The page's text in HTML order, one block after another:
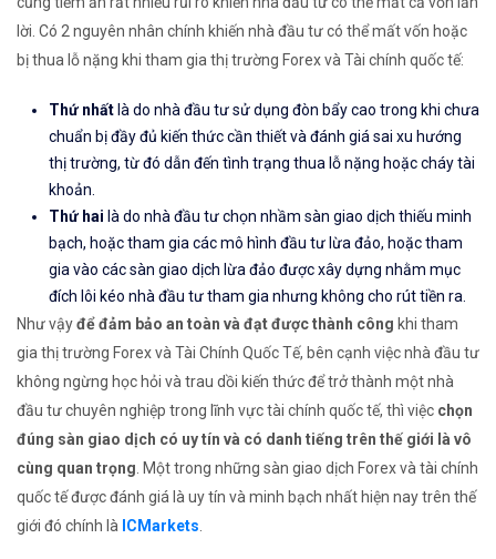
lời. Có 2 nguyên nhân chính khiến nhà đầu tư có thể mất vốn hoặc
bị thua lỗ nặng khi tham gia thị trường Forex và Tài chính quốc tế:
Thứ nhất là do nhà đầu tư sử dụng đòn bẩy cao trong khi chưa
chuẩn bị đầy đủ kiến thức cần thiết và đánh giá sai xu hướng
thị trường, từ đó dẫn đến tình trạng thua lỗ nặng hoặc cháy tài
khoản.
Thứ hai là do nhà đầu tư chọn nhầm sàn giao dịch thiếu minh
bạch, hoặc tham gia các mô hình đầu tư lừa đảo, hoặc tham
gia vào các sàn giao dịch lừa đảo được xây dựng nhằm mục
đích lôi kéo nhà đầu tư tham gia nhưng không cho rút tiền ra.
Như vậyđể đảm bảo an toàn và đạt được thành công khi tham
gia thị trường Forex và Tài Chính Quốc Tế, bên cạnh việc nhà đầu tư
không ngừng học hỏi và trau dồi kiến thức để trở thành một nhà
đầu tư chuyên nghiệp trong lĩnh vực tài chính quốc tế, thì việc chọn
đúng sàn giao dịch có uy tín và có danh tiếng trên thế giới là vô
cùng quan trọng. Một trong những sàn giao dịch Forex và tài chính
quốc tế được đánh giá là uy tín và minh bạch nhất hiện nay trên thế
giới đó chính là ICMarkets.